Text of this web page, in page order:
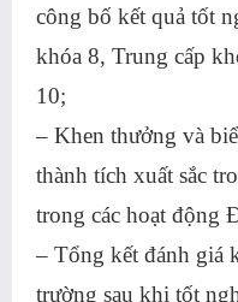
công bố kết quả tốt
khóa 8, Trung cấp
10;
– Khen thưởng và
thành tích xuất sắc
trong các hoạt động
– Tổng kết đánh giá
trường sau khi tốt